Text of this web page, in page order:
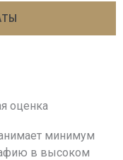
оценка
минимум
в высоком